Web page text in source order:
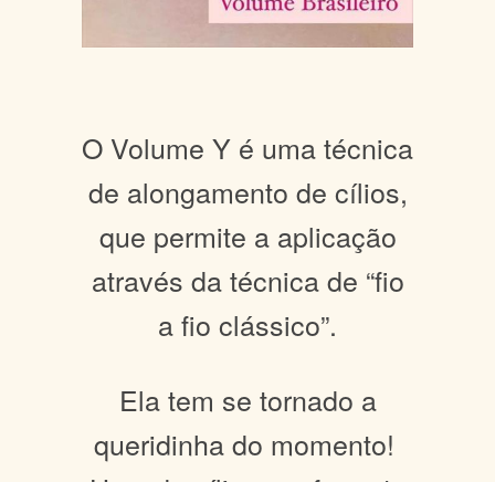
O Volume Y é uma técnica
de alongamento de cílios,
que permite a aplicação
através da técnica de “fio
a fio clássico”.
Ela tem se tornado a
queridinha do momento!